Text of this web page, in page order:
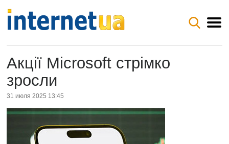
Акції Microsoft стрімко
зросли
31 июля 2025 13:45